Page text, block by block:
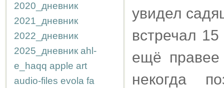
2020_дневник
2021_дневник
2022_дневник
2025_дневник ahl-
e_haqq apple art
audio-files evola fa
увидел
встречал
ещё
некогда